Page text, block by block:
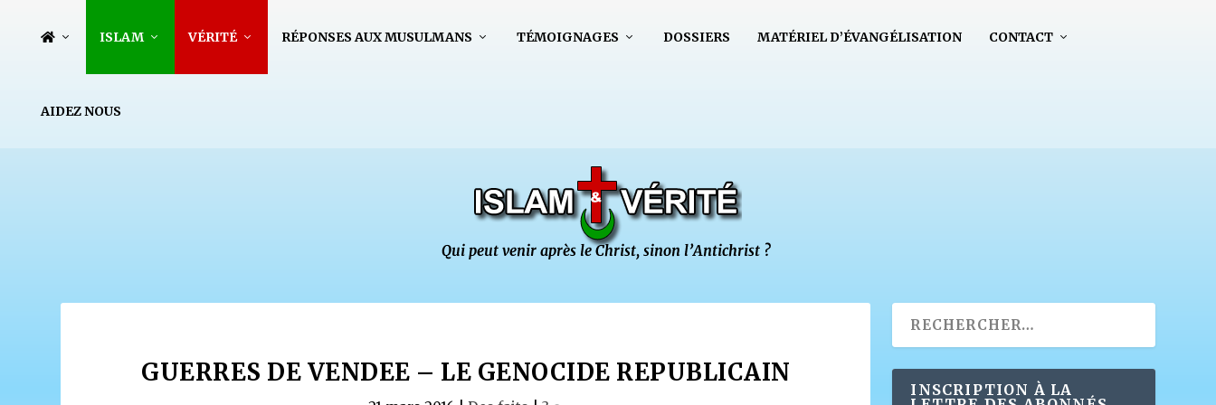
ISLAM VÉRITÉ RÉPONSES AUX MUSULMANS TÉMOIGNAGES DOSSIERS MATÉRIEL D’ÉVANGÉLISATION CONTACT
AIDEZ NOUS
GUERRES DE VENDEE – LE GENOCIDE REPUBLICAIN
INSCRIPTION À LA